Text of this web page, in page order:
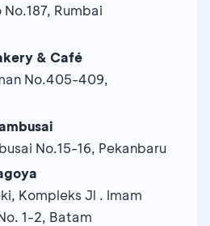
Rumbai
& Café
No.405-409,
No.15-16, Pekanbaru
Kompleks Jl . Imam
1-2, Batam